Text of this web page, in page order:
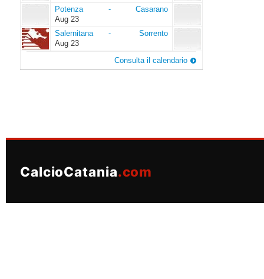
Potenza
Potenza -
Casarano
Aug 23
Salernitana
Salernitana -
Sorrento
Aug 23
Consulta il calendario
CalcioCatania.com